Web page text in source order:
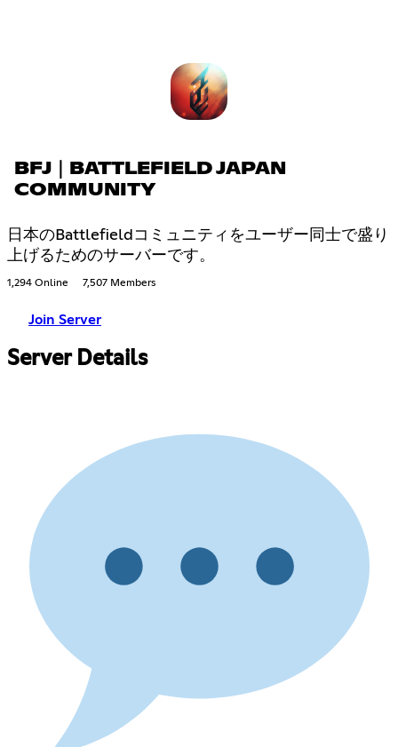
BFJ｜BATTLEFIELD JAPAN
COMMUNITY
日本のBattlefieldコミュニティをユーザー同士で盛り
上げるためのサーバーです。
1,294 Online 7,507 Members
Join Server
Server Details